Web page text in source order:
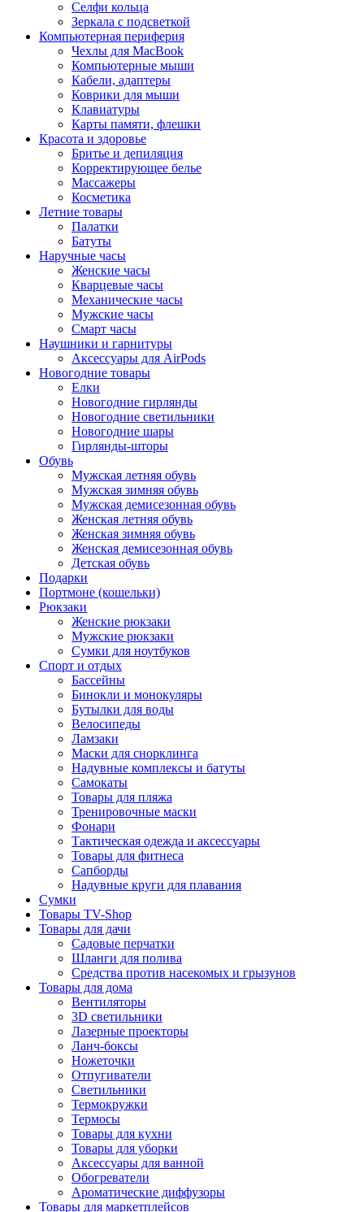
Селфи кольца
Зеркала с подсветкой
Компьютерная периферия
Чехлы для MacBook
Компьютерные мыши
Кабели, адаптеры
Коврики для мыши
Клавиатуры
Карты памяти, флешки
Красота и здоровье
Бритье и депиляция
Корректирующее белье
Массажеры
Косметика
Летние товары
Палатки
Батуты
Наручные часы
Женские часы
Кварцевые часы
Механические часы
Мужские часы
Смарт часы
Наушники и гарнитуры
Аксессуары для AirPods
Новогодние товары
Елки
Новогодние гирлянды
Новогодние светильники
Новогодние шары
Гирлянды-шторы
Обувь
Мужская летняя обувь
Мужская зимняя обувь
Мужская демисезонная обувь
Женская летняя обувь
Женская зимняя обувь
Женская демисезонная обувь
Детская обувь
Подарки
Портмоне (кошельки)
Рюкзаки
Женские рюкзаки
Мужские рюкзаки
Сумки для ноутбуков
Спорт и отдых
Бассейны
Бинокли и монокуляры
Бутылки для воды
Велосипеды
Ламзаки
Маски для снорклинга
Надувные комплексы и батуты
Самокаты
Товары для пляжа
Тренировочные маски
Фонари
Тактическая одежда и аксессуары
Товары для фитнеса
Сапборды
Надувные круги для плавания
Сумки
Товары TV-Shop
Товары для дачи
Садовые перчатки
Шланги для полива
Средства против насекомых и грызунов
Товары для дома
Вентиляторы
3D светильники
Лазерные проекторы
Ланч-боксы
Ножеточки
Отпугиватели
Светильники
Термокружки
Термосы
Товары для кухни
Товары для уборки
Аксессуары для ванной
Обогреватели
Ароматические диффузоры
Товары для маркетплейсов